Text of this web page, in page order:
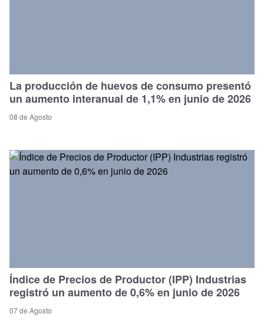
La producción de huevos de consumo presentó
un aumento interanual de 1,1% en junio de 2026
08 de Agosto
Índice de Precios de Productor (IPP) Industrias
registró un aumento de 0,6% en junio de 2026
07 de Agosto